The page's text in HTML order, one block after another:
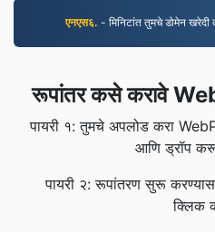
एनएस६. - मिनिटांत तुमचे डोमेन खरेदी
रूपांतर कसे करावे
पायरी १: तुमचे अपलोड करा
आणि ड्रॉप
पायरी २: रूपांतरण सुरू
क्लिक